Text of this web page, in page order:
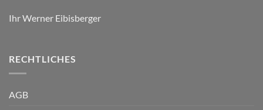
Ihr Werner Eibisberger
RECHTLICHES
AGB